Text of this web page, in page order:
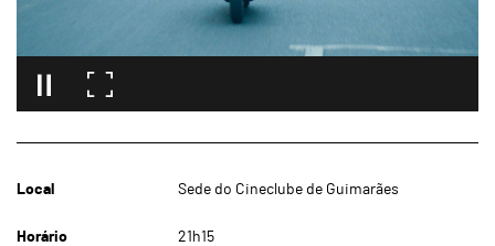
Local Sede do Cineclube de Guimarães
Horário 21h15